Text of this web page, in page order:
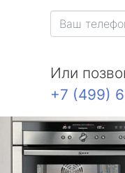
Или
+7 (499)